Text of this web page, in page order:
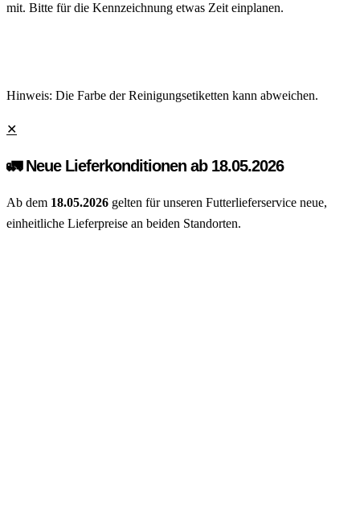
mit. Bitte für die Kennzeichnung etwas Zeit einplanen.
Hinweis: Die Farbe der Reinigungsetiketten kann abweichen.
✕
🚛 Neue Lieferkonditionen ab 18.05.2026
Ab dem 18.05.2026 gelten für unseren Futterlieferservice neue,
einheitliche Lieferpreise an beiden Standorten.